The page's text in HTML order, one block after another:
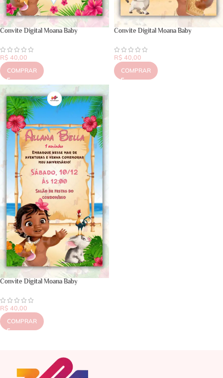
Convite Digital Moana Baby
R$ 40,00
COMPRAR
Convite Digital Moana Baby
R$ 40,00
COMPRAR
Convite Digital Moana Baby
R$ 40,00
COMPRAR